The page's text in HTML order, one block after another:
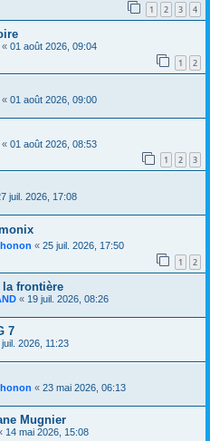
1 2 3 4
« 01 août 2026, 09:04
1 2
« 01 août 2026, 09:00
« 01 août 2026, 08:53
1 2 3
juil. 2026, 17:08
« 25 juil. 2026, 17:50
1 2
frontière
« 19 juil. 2026, 08:26
7
2026, 11:23
« 23 mai 2026, 06:13
Mugnier
14 mai 2026, 15:08